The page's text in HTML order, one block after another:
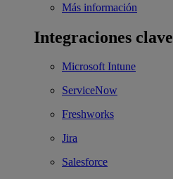
Más información
Integraciones clave
Microsoft Intune
ServiceNow
Freshworks
Jira
Salesforce